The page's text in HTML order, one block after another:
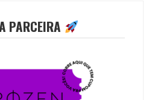
PARCEIRA